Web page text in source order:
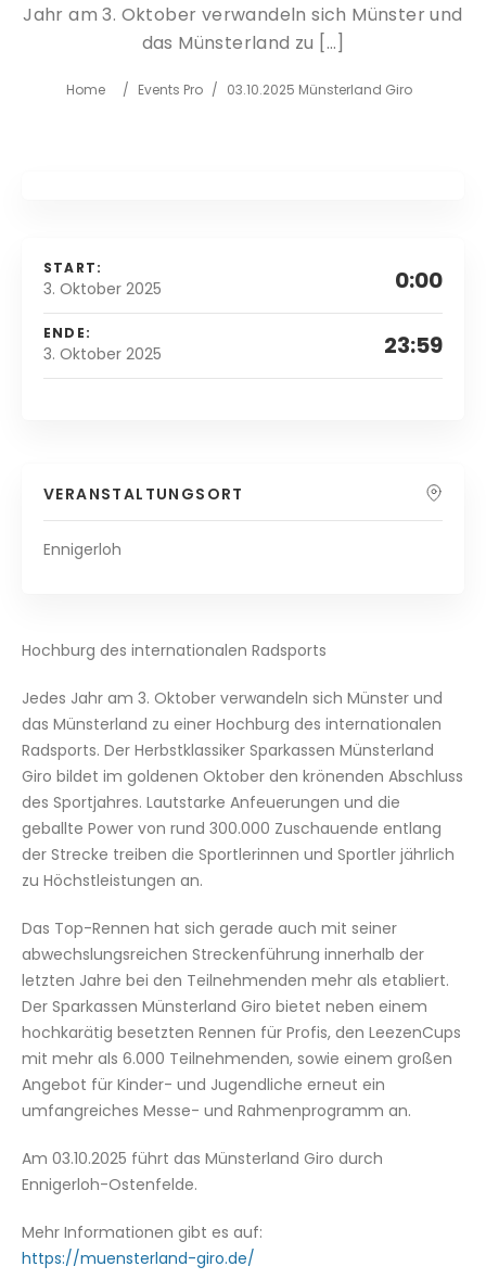
Jahr am 3. Oktober verwandeln sich Münster und
das Münsterland zu […]
Home / Events Pro / 03.10.2025 Münsterland Giro
START:
3. Oktober 2025 0:00
ENDE:
3. Oktober 2025 23:59
VERANSTALTUNGSORT
Ennigerloh
Hochburg des internationalen Radsports
Jedes Jahr am 3. Oktober verwandeln sich Münster und
das Münsterland zu einer Hochburg des internationalen
Radsports. Der Herbstklassiker Sparkassen Münsterland
Giro bildet im goldenen Oktober den krönenden Abschluss
des Sportjahres. Lautstarke Anfeuerungen und die
geballte Power von rund 300.000 Zuschauende entlang
der Strecke treiben die Sportlerinnen und Sportler jährlich
zu Höchstleistungen an.
Das Top-Rennen hat sich gerade auch mit seiner
abwechslungsreichen Streckenführung innerhalb der
letzten Jahre bei den Teilnehmenden mehr als etabliert.
Der Sparkassen Münsterland Giro bietet neben einem
hochkarätig besetzten Rennen für Profis, den LeezenCups
mit mehr als 6.000 Teilnehmenden, sowie einem großen
Angebot für Kinder- und Jugendliche erneut ein
umfangreiches Messe- und Rahmenprogramm an.
Am 03.10.2025 führt das Münsterland Giro durch
Ennigerloh-Ostenfelde.
Mehr Informationen gibt es auf:
https://muensterland-giro.de/